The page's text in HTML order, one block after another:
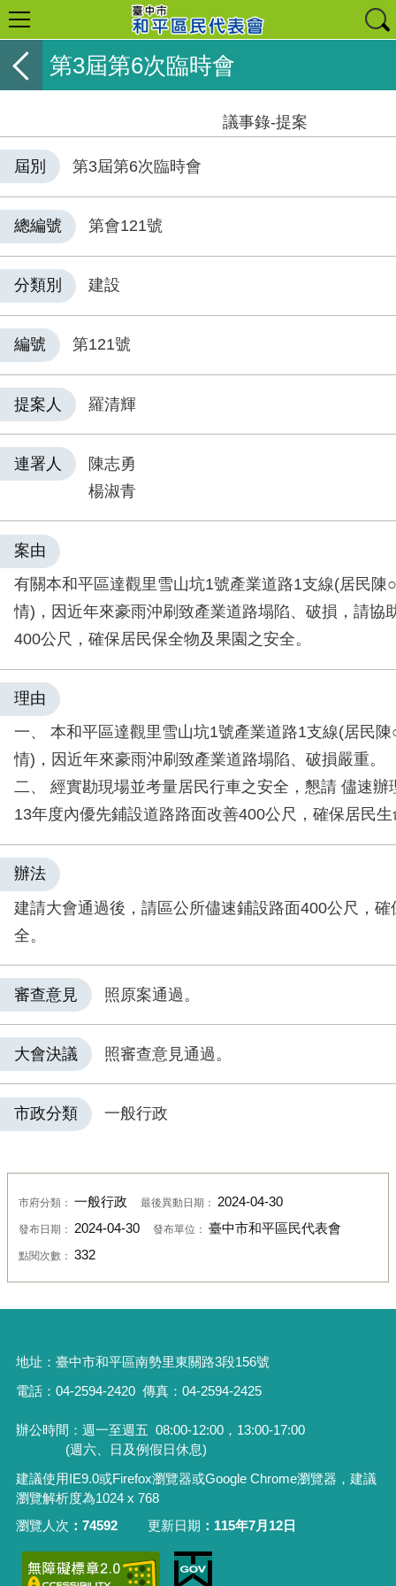
第3屆第6次臨時會
議事錄-提案
屆別 第3屆第6次臨時會
總編號 第會121號
分類別 建設
編號 第121號
提案人 羅清輝
連署人
陳志勇
楊淑青
案由
有關本和平區達觀里雪山坑1號產業道路1支線(居民陳
情)，因近年來豪雨沖刷致產業道路塌陷、破損，請協
400公尺，確保居民保全物及果園之安全。
理由
一、 本和平區達觀里雪山坑1號產業道路1支線(居民
情)，因近年來豪雨沖刷致產業道路塌陷、破損嚴重。
二、 經實勘現場並考量居民行車之安全，懇請 儘速辦
13年度內優先鋪設道路路面改善400公尺，確保居民
辦法
建請大會通過後，請區公所儘速鋪設路面400公尺，
全。
審查意見 照原案通過。
大會決議 照審查意見通過。
市政分類 一般行政
市府分類： 一般行政 最後異動日期： 2024-04-30
發布日期： 2024-04-30 發布單位： 臺中市和平區民代表會
點閱次數： 332
地址： 臺中市和平區南勢里東關路3段156號
電話：04-2594-2420 傳真：04-2594-2425
辦公時間：週一至週五 08:00-12:00，13:00-17:00
(週六、日及例假日休息)
建議使用IE9.0或Firefox瀏覽器或Google Chrome瀏覽器，建議
瀏覽解析度為1024 x 768
瀏覽人次
74592 更新日期 115年7月12日